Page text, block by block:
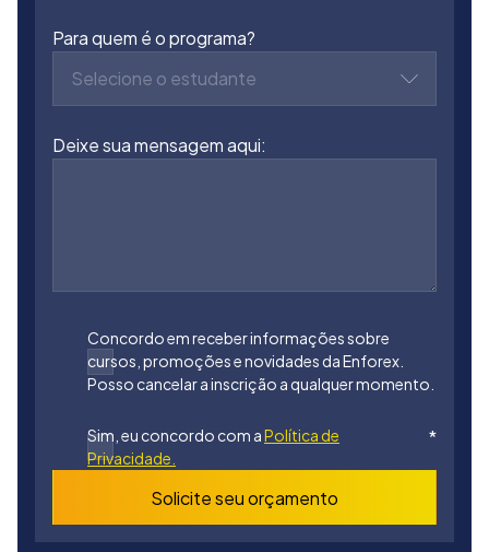
Para quem é o programa?
Selecione o estudante
Deixe sua mensagem aqui:
Concordo em receber informações sobre
cursos, promoções e novidades da Enforex.
Posso cancelar a inscrição a qualquer momento.
Sim, eu concordo com aPolítica de
Privacidade.
*
Solicite seu orçamento